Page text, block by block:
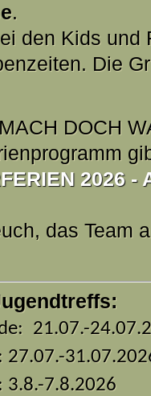
.
den Kids und
Die
DOCH
2026
das Team
21.07.-
27.07.-
3.8.-7.8.2026